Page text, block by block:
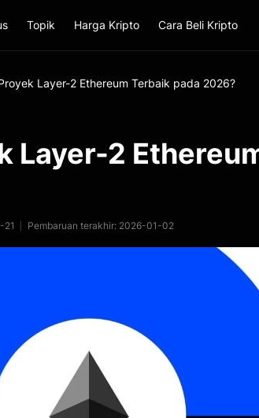
Topik Harga Kripto Cara Beli Kripto
Layer-2 Ethereum Terbaik pada 2026?
Layer-2
21 Pembaruan terakhir: 2026-01-02